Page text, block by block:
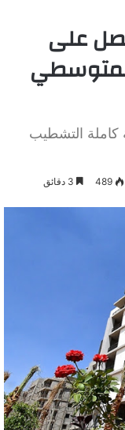
واحصل على
كاملة التشطيب
489